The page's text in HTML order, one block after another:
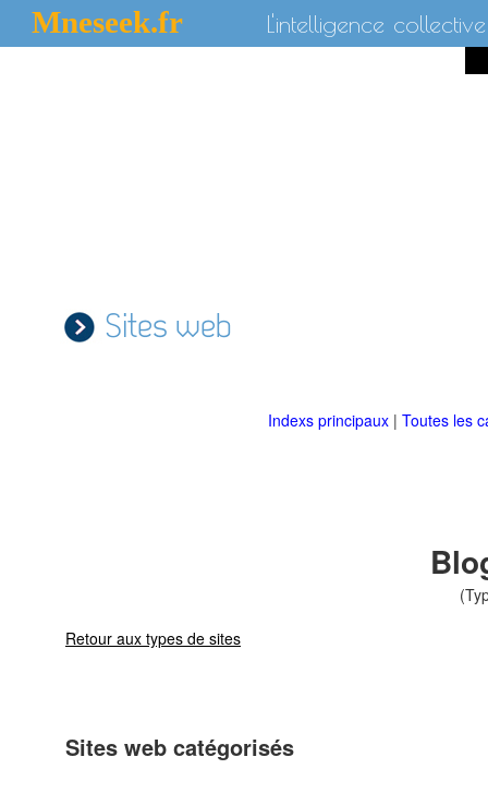
Mneseek.fr L'intelligence collective
Sites web
Indexs principaux | Toutes les
Retour aux types de sites
Sites web catégorisés